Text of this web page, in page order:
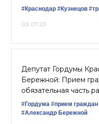
#Краснодар #Кузнецов
03.07.23
Депутат Гордумы
Бережной: Прием
обязательная часть
#Гордума #прием граждан
#Александр Бережной